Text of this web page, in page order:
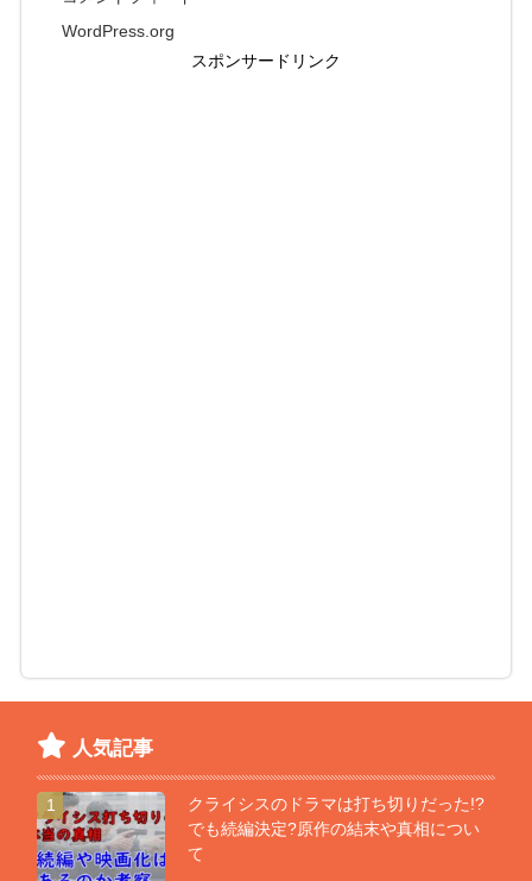
WordPress.org
スポンサードリンク
人気記事
1
クライシスのドラマは打ち切りだった!?
でも続編決定?原作の結末や真相につい
て